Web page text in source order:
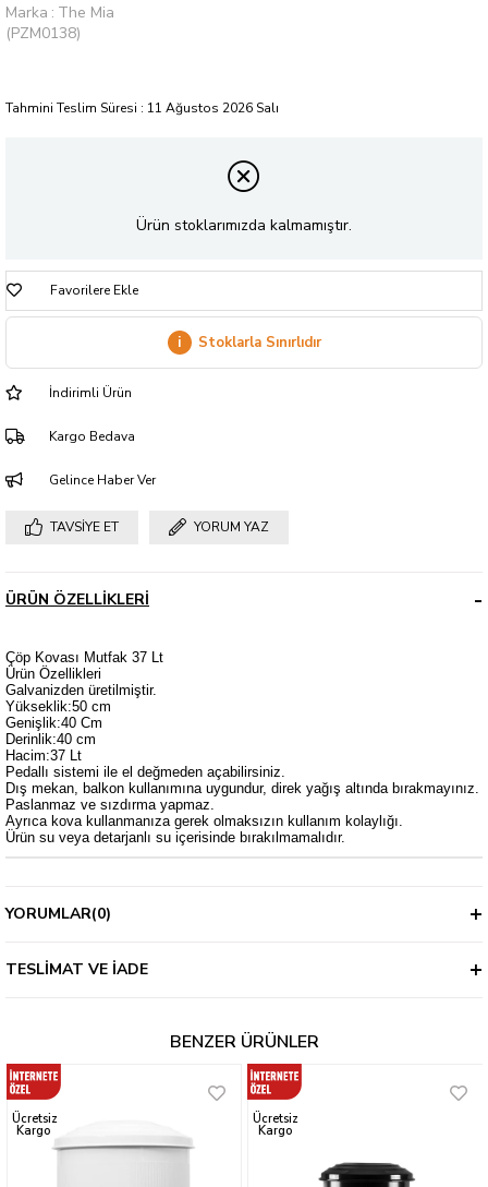
Marka : The Mia
(PZM0138)
Tahmini Teslim Süresi : 11 Ağustos 2026 Salı
Ürün stoklarımızda kalmamıştır.
Favorilere Ekle
i Stoklarla Sınırlıdır
İndirimli Ürün
Kargo Bedava
Gelince Haber Ver
TAVSIYE ET YORUM YAZ
ÜRÜN ÖZELLIKLERI
Çöp Kovası Mutfak 37 Lt
Ürün Özellikleri
Galvanizden üretilmiştir.
Yükseklik:50 cm
Genişlik:40 Cm
Derinlik:40 cm
Hacim:37 Lt
Pedallı sistemi ile el değmeden açabilirsiniz.
Dış mekan, balkon kullanımına uygundur, direk yağış altında bırakmayınız.
Paslanmaz ve sızdırma yapmaz.
Ayrıca kova kullanmanıza gerek olmaksızın kullanım kolaylığı.
Ürün su veya detarjanlı su içerisinde bırakılmamalıdır.
YORUMLAR(0)
TESLIMAT VE İADE
BENZER ÜRÜNLER
Ücretsiz
Kargo
Ücretsiz
Kargo